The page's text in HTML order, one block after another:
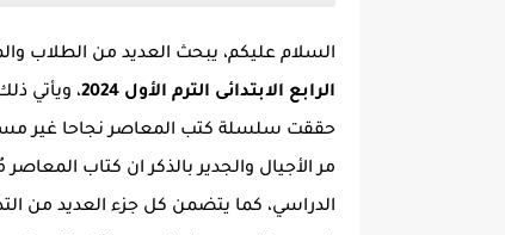
السلام عليكم، يبحث العديد من الطلاب
الرابع الابتدائى الترم الأول 2024
حققت سلسلة كتب المعاصر نجاحا غير
مر الأجيال والجدير بالذكر ان كتاب
الدراسي، كما يتضمن كل جزء العديد من